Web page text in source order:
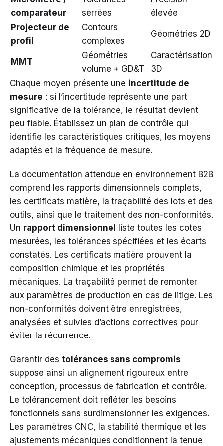
comparateur
serrées
élevée
Projecteur de
profil
Contours
complexes
Géométries 2D
MMT
Géométries
volume + GD&T
Caractérisation
3D
Chaque moyen présente une incertitude de
mesure : si l’incertitude représente une part
significative de la tolérance, le résultat devient
peu fiable. Établissez un plan de contrôle qui
identifie les caractéristiques critiques, les moyens
adaptés et la fréquence de mesure.
La documentation attendue en environnement B2B
comprend les rapports dimensionnels complets,
les certificats matière, la traçabilité des lots et des
outils, ainsi que le traitement des non-conformités.
Un rapport dimensionnel liste toutes les cotes
mesurées, les tolérances spécifiées et les écarts
constatés. Les certificats matière prouvent la
composition chimique et les propriétés
mécaniques. La traçabilité permet de remonter
aux paramètres de production en cas de litige. Les
non-conformités doivent être enregistrées,
analysées et suivies d’actions correctives pour
éviter la récurrence.
Garantir des tolérances sans compromis
suppose ainsi un alignement rigoureux entre
conception, processus de fabrication et contrôle.
Le tolérancement doit refléter les besoins
fonctionnels sans surdimensionner les exigences.
Les paramètres CNC, la stabilité thermique et les
ajustements mécaniques conditionnent la tenue